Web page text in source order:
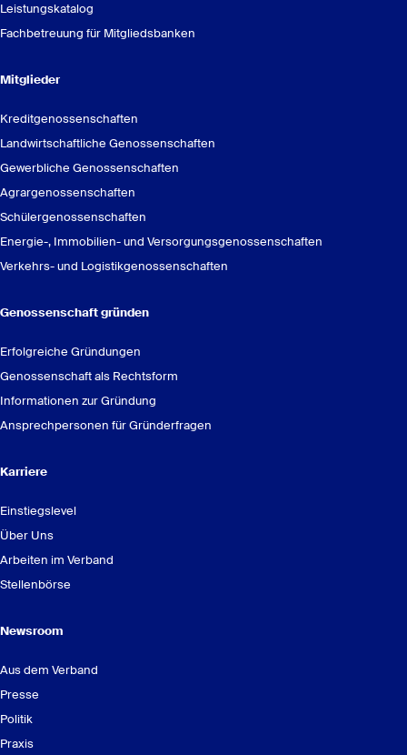
Oliver Gaede
hier.
Lichtverschmutzung.
Leistungskatalog
Fachbetreuung für Mitgliedsbanken
Mitglieder
Kreditgenossenschaften
Landwirtschaftliche Genossenschaften
Gewerbliche Genossenschaften
Agrargenossenschaften
Schülergenossenschaften
Energie-, Immobilien- und Versorgungsgenossenschaften
Verkehrs- und Logistikgenossenschaften
Genossenschaft gründen
Erfolgreiche Gründungen
Genossenschaft als Rechtsform
Informationen zur Gründung
Ansprechpersonen für Gründerfragen
Karriere
Einstiegslevel
Über Uns
Arbeiten im Verband
Stellenbörse
Newsroom
Aus dem Verband
Presse
Politik
Praxis